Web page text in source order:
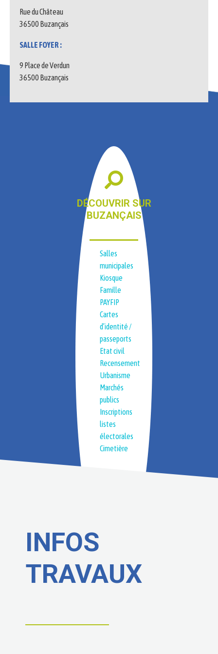
Rue du Château
36500 Buzançais
SALLE FOYER :
9 Place de Verdun
36500 Buzançais
DÉCOUVRIR SUR
BUZANÇAIS
Salles
municipales
Kiosque
Famille
PAYFIP
Cartes
d’identité /
passeports
Etat civil
Recensement
Urbanisme
Marchés
publics
Inscriptions
listes
électorales
Cimetière
INFOS
TRAVAUX